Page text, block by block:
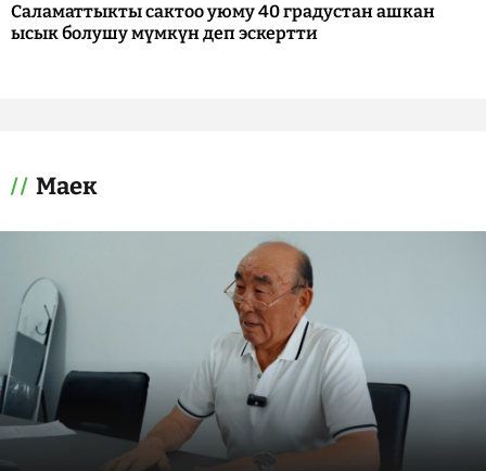
Саламаттыкты сактоо уюму 40 градустан ашкан
ысык болушу мүмкүн деп эскертти
Маек